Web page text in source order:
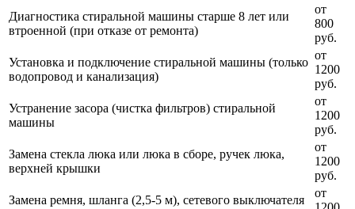
Диагностика стиральной машины старше 8 лет или
втроенной (при отказе от ремонта)
от
800
руб.
Установка и подключение стиральной машины (только
водопровод и канализация)
от
1200
руб.
Устранение засора (чистка фильтров) стиральной
машины
от
1200
руб.
Замена стекла люка или люка в сборе, ручек люка,
верхней крышки
от
1200
руб.
Замена ремня, шланга (2,5-5 м), сетевого выключателя
от